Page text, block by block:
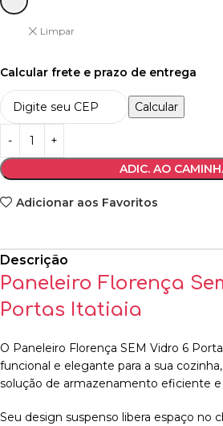
Limpar
Calcular frete e prazo de entrega
Calcular
ADIC. AO
Adicionar aos Favoritos
Descrição
Paneleiro Florença
Portas Itatiaia
O Paneleiro Florença SEM Vidro 6
funcional e elegante para a sua
solução de armazenamento eficiente
Seu design suspenso libera espaço no